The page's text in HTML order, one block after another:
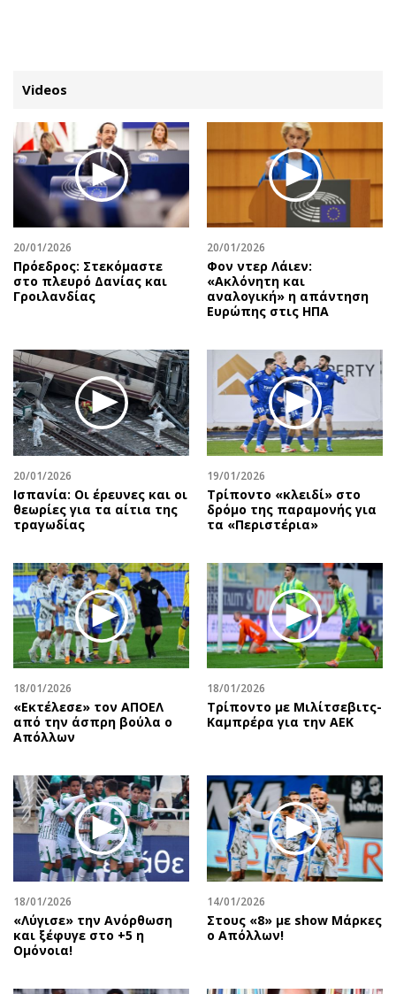
ΚΑΤΗΓΟΡΙΕΣ ΣΥΝΔΕΣΗ
Κύπρος
Παιδεία
Υγεία
Πολιτική
Βουλευτικές 2026
Δημοσκοπήσεις
Διπλωματία
Αθλητισμός
Κύπρος
Διεθνή
Κληρώσεις Allwyn
Οικονομία
Real Estate
Επιχειρήσεις
Αγορές
Money Review
AstroBank Properties
Trends
Ενέργεια
Ναυτιλία
Περιβάλλον
Ελλάδα
Κόσμος
Παράξενα
Πολιτισμός
Σινεμά
Θέατρο-Χορός
Απόψεις
Αρθρογραφία
The Hill
Υγεία
Αγγελίες
Ενοικιάζονται
Ζητούν εργασία
Θέσεις εργασίας
Νέα
Social
Αυτοκίνηση
Πολιτική
Οικονομία
Γενικά
Αναδρομές
Πρόσωπα
Περιβάλλον
Good Life
Showbiz
Ταξίδια
Συνταγές
Έξοδος
Media
Εκπομπές
Wine routes
Videos
20/01/2026
Πρόεδρος: Στεκόμαστε
στο πλευρό Δανίας και
Γροιλανδίας
20/01/2026
Φον ντερ Λάιεν:
«Ακλόνητη και
αναλογική» η απάντηση
Ευρώπης στις ΗΠΑ
20/01/2026
Ισπανία: Οι έρευνες και οι
θεωρίες για τα αίτια της
τραγωδίας
19/01/2026
Τρίποντο «κλειδί» στο
δρόμο της παραμονής για
τα «Περιστέρια»
18/01/2026
«Εκτέλεσε» τον ΑΠΟΕΛ
από την άσπρη βούλα ο
Απόλλων
18/01/2026
Τρίποντο με Μιλίτσεβιτς-
Καμπρέρα για την ΑΕΚ
18/01/2026
«Λύγισε» την Ανόρθωση
και ξέφυγε στο +5 η
Ομόνοια!
14/01/2026
Στους «8» με show Μάρκες
ο Απόλλων!